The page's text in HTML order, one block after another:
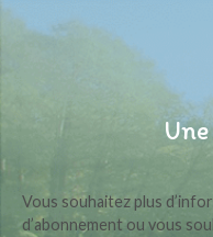
Vous souhaitez plus
d’abonnement ou vous